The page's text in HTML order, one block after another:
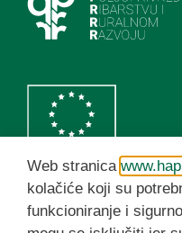
HAPIH YouTube
Web stranica
kolačiće koji su
funkcioniranje i